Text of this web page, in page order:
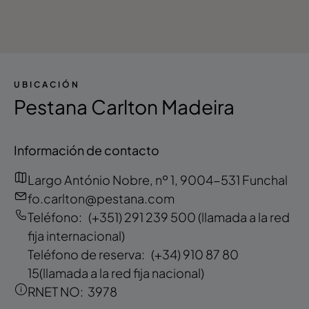
UBICACIÓN
Pestana Carlton Madeira
Información de contacto
Largo António Nobre, nº 1, 9004-531 Funchal
fo.carlton@pestana.com
Teléfono: (+351) 291 239 500 (llamada a la red
fija internacional)
Teléfono de reserva: (+34) 910 87 80
15(llamada a la red fija nacional)
RNET NO: 3978